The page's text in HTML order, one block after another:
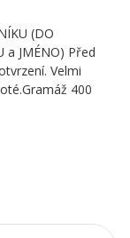
(DO
a JMÉNO) Před
Velmi
400